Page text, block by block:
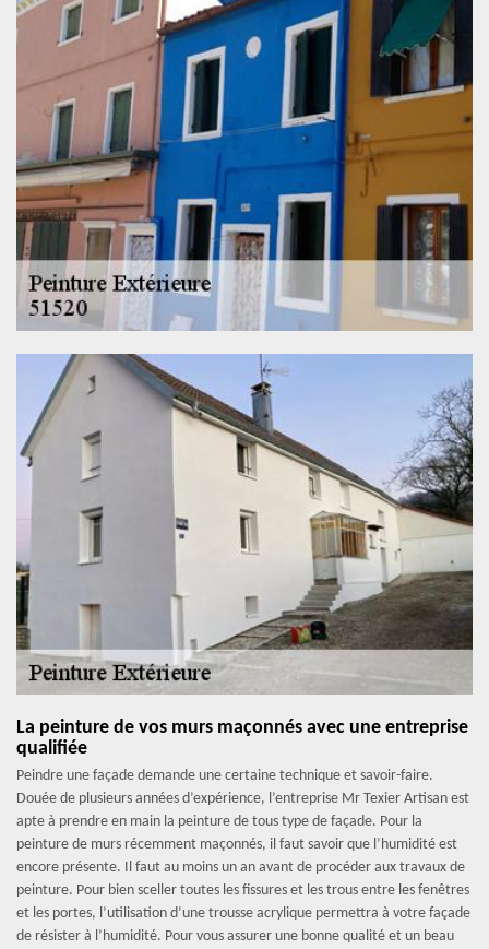
La peinture de vos murs maçonnés avec une entreprise
qualifiée
Peindre une façade demande une certaine technique et savoir-faire.
Douée de plusieurs années d’expérience, l’entreprise Mr Texier Artisan est
apte à prendre en main la peinture de tous type de façade. Pour la
peinture de murs récemment maçonnés, il faut savoir que l’humidité est
encore présente. Il faut au moins un an avant de procéder aux travaux de
peinture. Pour bien sceller toutes les fissures et les trous entre les fenêtres
et les portes, l’utilisation d’une trousse acrylique permettra à votre façade
de résister à l’humidité. Pour vous assurer une bonne qualité et un beau